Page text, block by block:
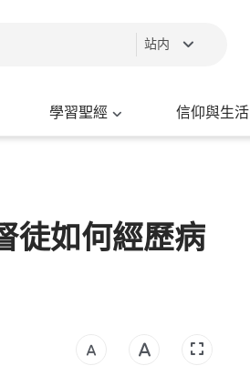
站内
學習聖經 信仰與生活
徒如何經歷病